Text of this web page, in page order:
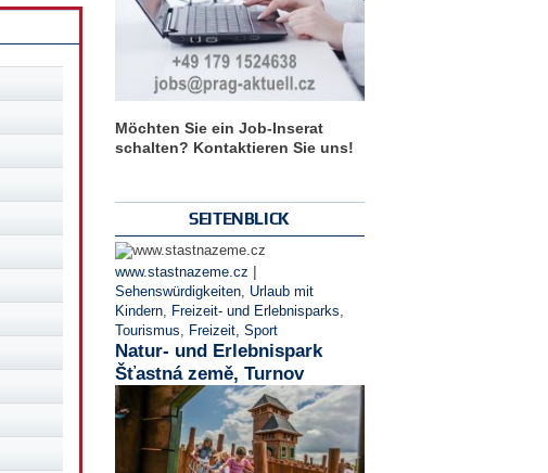
Möchten Sie ein Job-Inserat
schalten? Kontaktieren Sie uns!
SEITENBLICK
www.stastnazeme.cz |
Sehenswürdigkeiten,
Urlaub mit
Kindern, Freizeit- und Erlebnisparks
Tourismus
Freizeit, Sport
Natur- und Erlebnispark
Šťastná země, Turnov